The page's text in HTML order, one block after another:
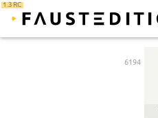
1.3 RC
6194